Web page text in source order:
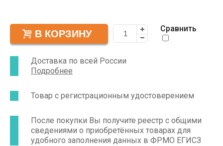
стерилизационной обработке перед очередным
применением. Стерилизуют медизделия
многократного применения в автоклаве.
Сравнить
Доставка по всей России
Подробнее
Товар с регистрационным удостоверением
После покупки Вы получите реестр с общими
сведениями о приобретённых товарах для
удобного заполнения данных в ФРМО ЕГИСЗ